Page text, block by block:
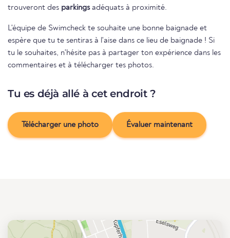
trouveront des parkingsadéquats à proximité.
L'équipe de Swimcheck te souhaite une bonne baignade et
espère que tu te sentiras à l'aise dans ce lieu de baignade ! Si
tu le souhaites, n'hésite pas à partager ton expérience dans les
commentaires et à télécharger tes photos.
Tu es déjà allé à cet endroit ?
Télécharger une photo Évaluer maintenant